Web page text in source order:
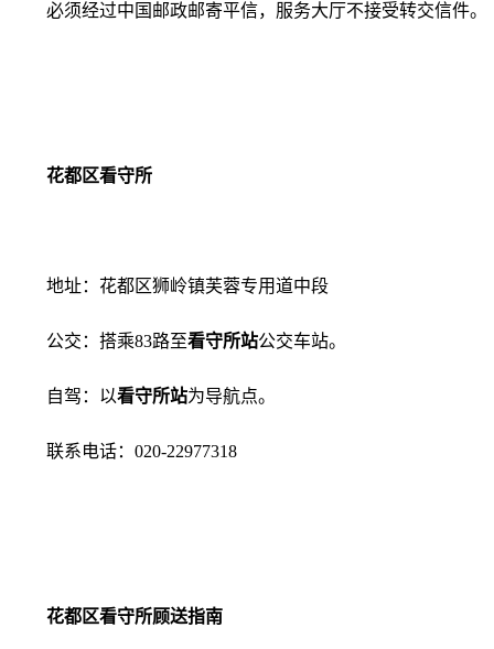
必须经过中国邮政邮寄平信，服务大厅不接受转交信件。
花都区看守所
地址：花都区狮岭镇芙蓉专用道中段
公交：搭乘83路至看守所站公交车站。
自驾：以看守所站为导航点。
联系电话：020-22977318
花都区看守所顾送指南